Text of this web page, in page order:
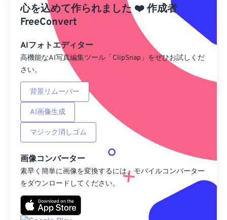
プリセットとして保存
心を込めて作られました ❤️作成者
FreeConvert
AIフォトエディター
高機能なAI写真編集ツール「ClipSnap」をぜひお試しくだ
さい。
背景リムーバー
AI画像生成
マジック消しゴム
画像コンバーター
素早く簡単に画像を変換するには、モバイルコンバーター
をダウンロードしてください。